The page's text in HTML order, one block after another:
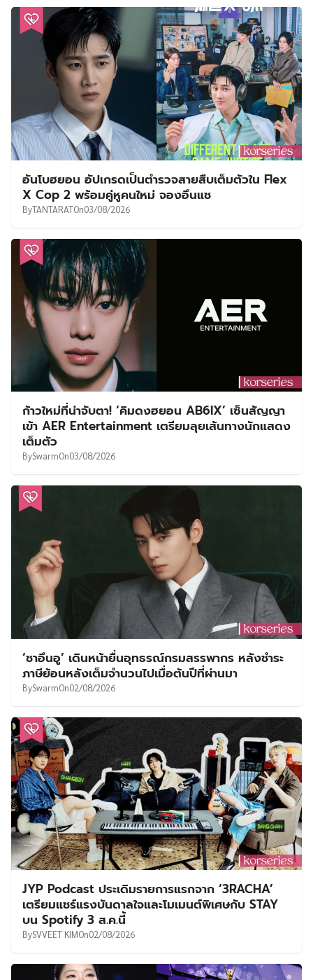
อันโบฮยอน อัปเกรดเป็นตำรวจสายสืบเต็มตัวใน Flex
X Cop 2 พร้อมคู่หูคนใหม่ จองอึนแช
ByTANTARATOn03/08/2026
ก้าวใหม่ที่น่าจับตา! ‘คิมดงฮยอน AB6IX’ เซ็นสัญญา
เข้า AER Entertainment เตรียมลุยเส้นทางนักแสดง
เต็มตัว
BySwarmOn03/08/2026
‘ชาอึนอู’ เดินหน้ายื่นอุทธรณ์กรมสรรพากร หลังชำระ
ภาษีย้อนหลังเต็มจำนวนไปเมื่อต้นปีที่ผ่านมา
BySwarmOn02/08/2026
JYP Podcast ประเดิมรายการแรกจาก ‘3RACHA’
เตรียมแชร์แรงบันดาลใจและโมเมนต์พิเศษกับ STAY
บน Spotify 3 ส.ค.นี้
BySVVEET KIMOn02/08/2026